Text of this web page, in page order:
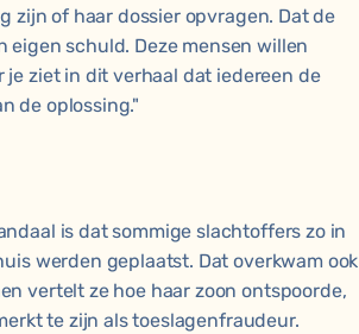
zijn of haar dossier opvragen. Dat de
schuld. Deze mensen willen
ziet in dit verhaal dat iedereen de
de oplossing."
is dat sommige slachtoffers zo in
werden geplaatst. Dat overkwam ook
vertelt ze hoe haar zoon ontspoorde,
te zijn als toeslagenfraudeur.